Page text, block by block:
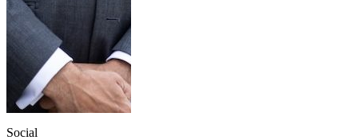
Social